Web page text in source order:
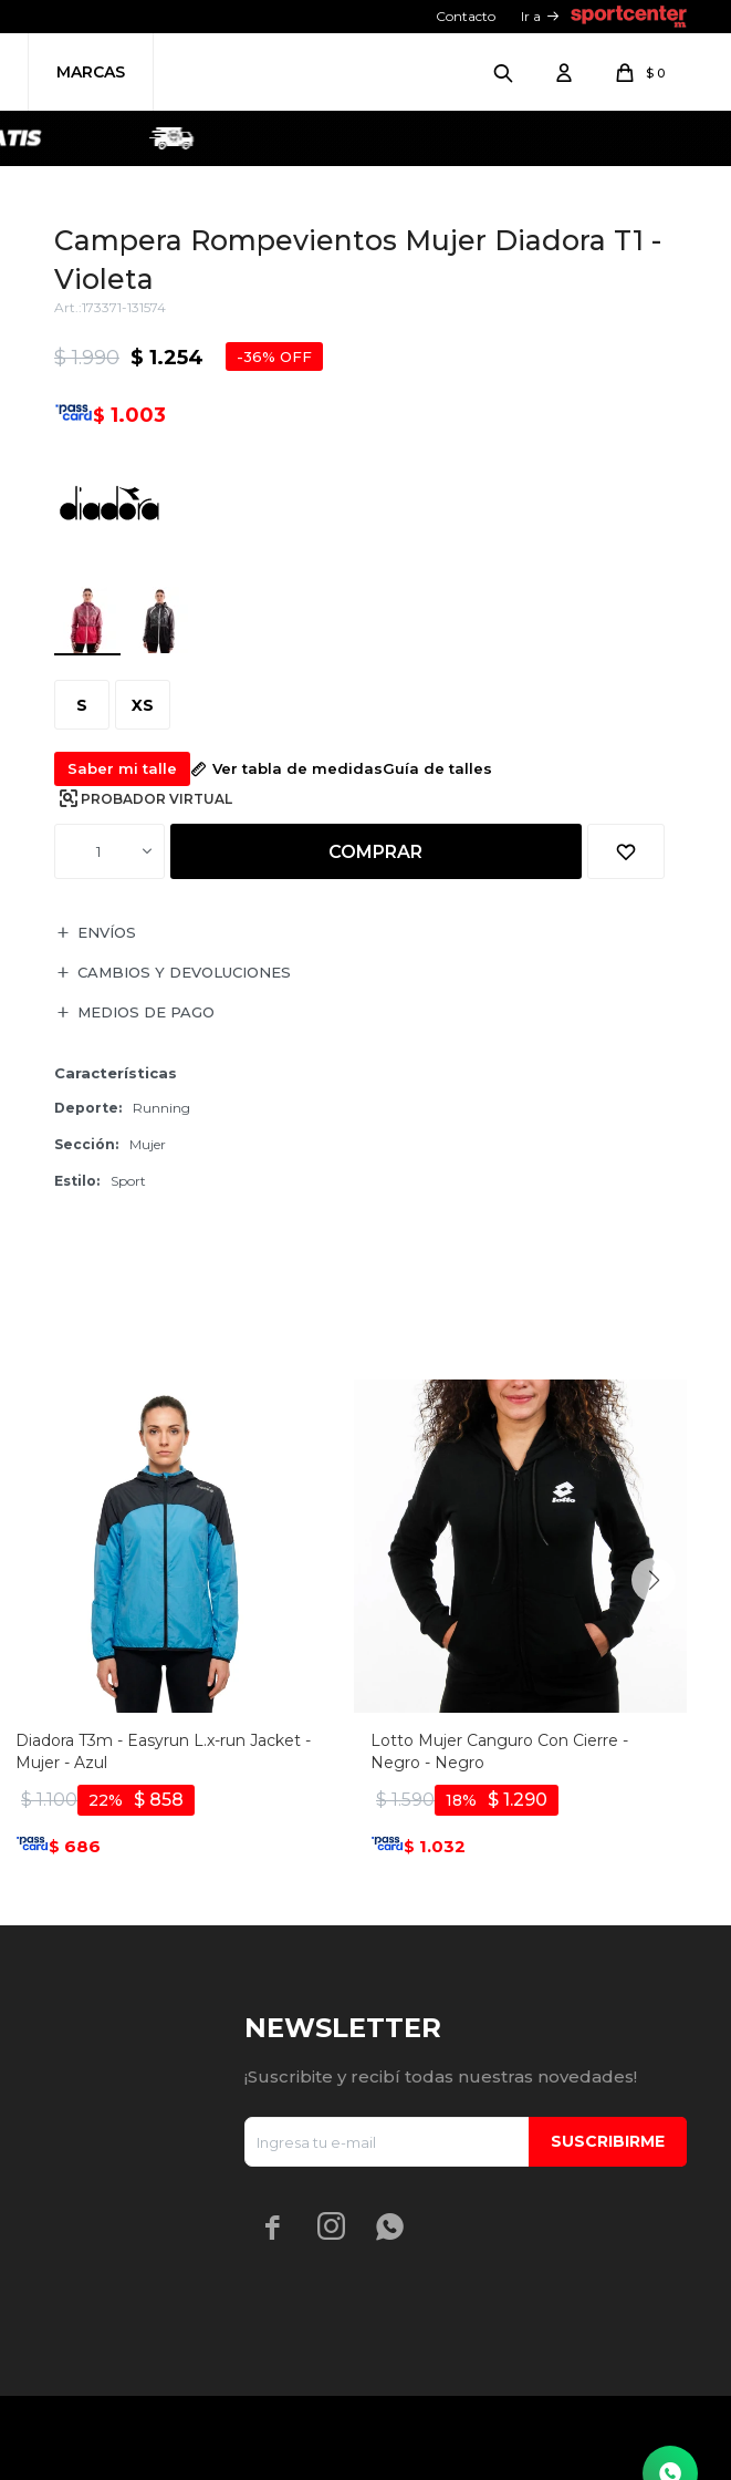
MARCAS $ 0
Contacto Ir a
Campera Rompevientos Mujer Diadora T1 -
Violeta
173371-131574
$ 1.254
$ 1.990 36
$ 1.003
S XS
Saber mi talle Ver tabla de medidasGuía de talles
PROBADOR VIRTUAL
1 COMPRAR
ENVÍOS
CAMBIOS Y DEVOLUCIONES
MEDIOS DE PAGO
Características
Deporte Running
Sección Mujer
Estilo Sport
Diadora T3m - Easyrun L.x-run Jacket -
Mujer - Azul
$ 1.100 $ 858
22
$ 686
Lotto Mujer Canguro Con Cierre -
Negro - Negro
$ 1.590 $ 1.290
18
$ 1.032
NEWSLETTER
¡Suscribite y recibí todas nuestras novedades!
SUSCRIBIRME
  